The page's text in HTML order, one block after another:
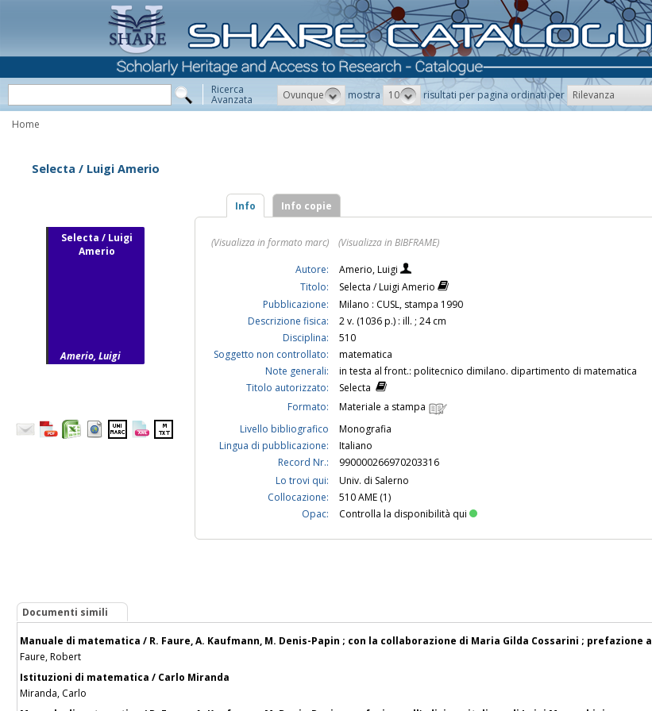
Ricerca
Avanzata Ovunque mostra 10 risultati per pagina ordinati per Rilevanza
Home
Selecta / Luigi Amerio
Selecta / Luigi
Amerio
Amerio, Luigi
Info Info copie
(Visualizza in formato marc)
(Visualizza in BIBFRAME)
Autore:
Amerio, Luigi
Titolo:
Selecta / Luigi Amerio
Pubblicazione:
Milano : CUSL, stampa 1990
Descrizione fisica:
2 v. (1036 p.) : ill. ; 24 cm
Disciplina:
510
Soggetto non controllato:
matematica
Note generali:
in testa al front.: politecnico dimilano. dipartimento di matematica
Titolo autorizzato:
Selecta
Formato:
Materiale a stampa
Livello bibliografico
Monografia
Lingua di pubblicazione:
Italiano
Record Nr.:
990000266970203316
Lo trovi qui:
Univ. di Salerno
Collocazione:
510 AME (1)
Opac:
Controlla la disponibilità qui
Documenti simili
Manuale di matematica / R. Faure, A. Kaufmann, M. Denis-Papin ; con la collaborazione di Maria Gilda Cossarini ;
Faure, Robert
Istituzioni di matematica / Carlo Miranda
Miranda, Carlo